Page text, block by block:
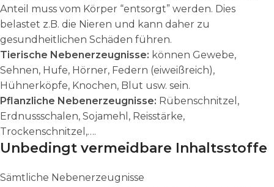
Anteil muss vom Körper “entsorgt” werden. Dies
belastet z.B. die Nieren und kann daher zu
gesundheitlichen Schäden führen.
Tierische Nebenerzeugnisse: können Gewebe,
Sehnen, Hufe, Hörner, Federn (eiweißreich),
Hühnerköpfe, Knochen, Blut usw. sein.
Pflanzliche Nebenerzeugnisse: Rübenschnitzel,
Erdnussschalen, Sojamehl, Reisstärke,
Trockenschnitzel,….
Unbedingt vermeidbare Inhaltsstoffe
Sämtliche Nebenerzeugnisse